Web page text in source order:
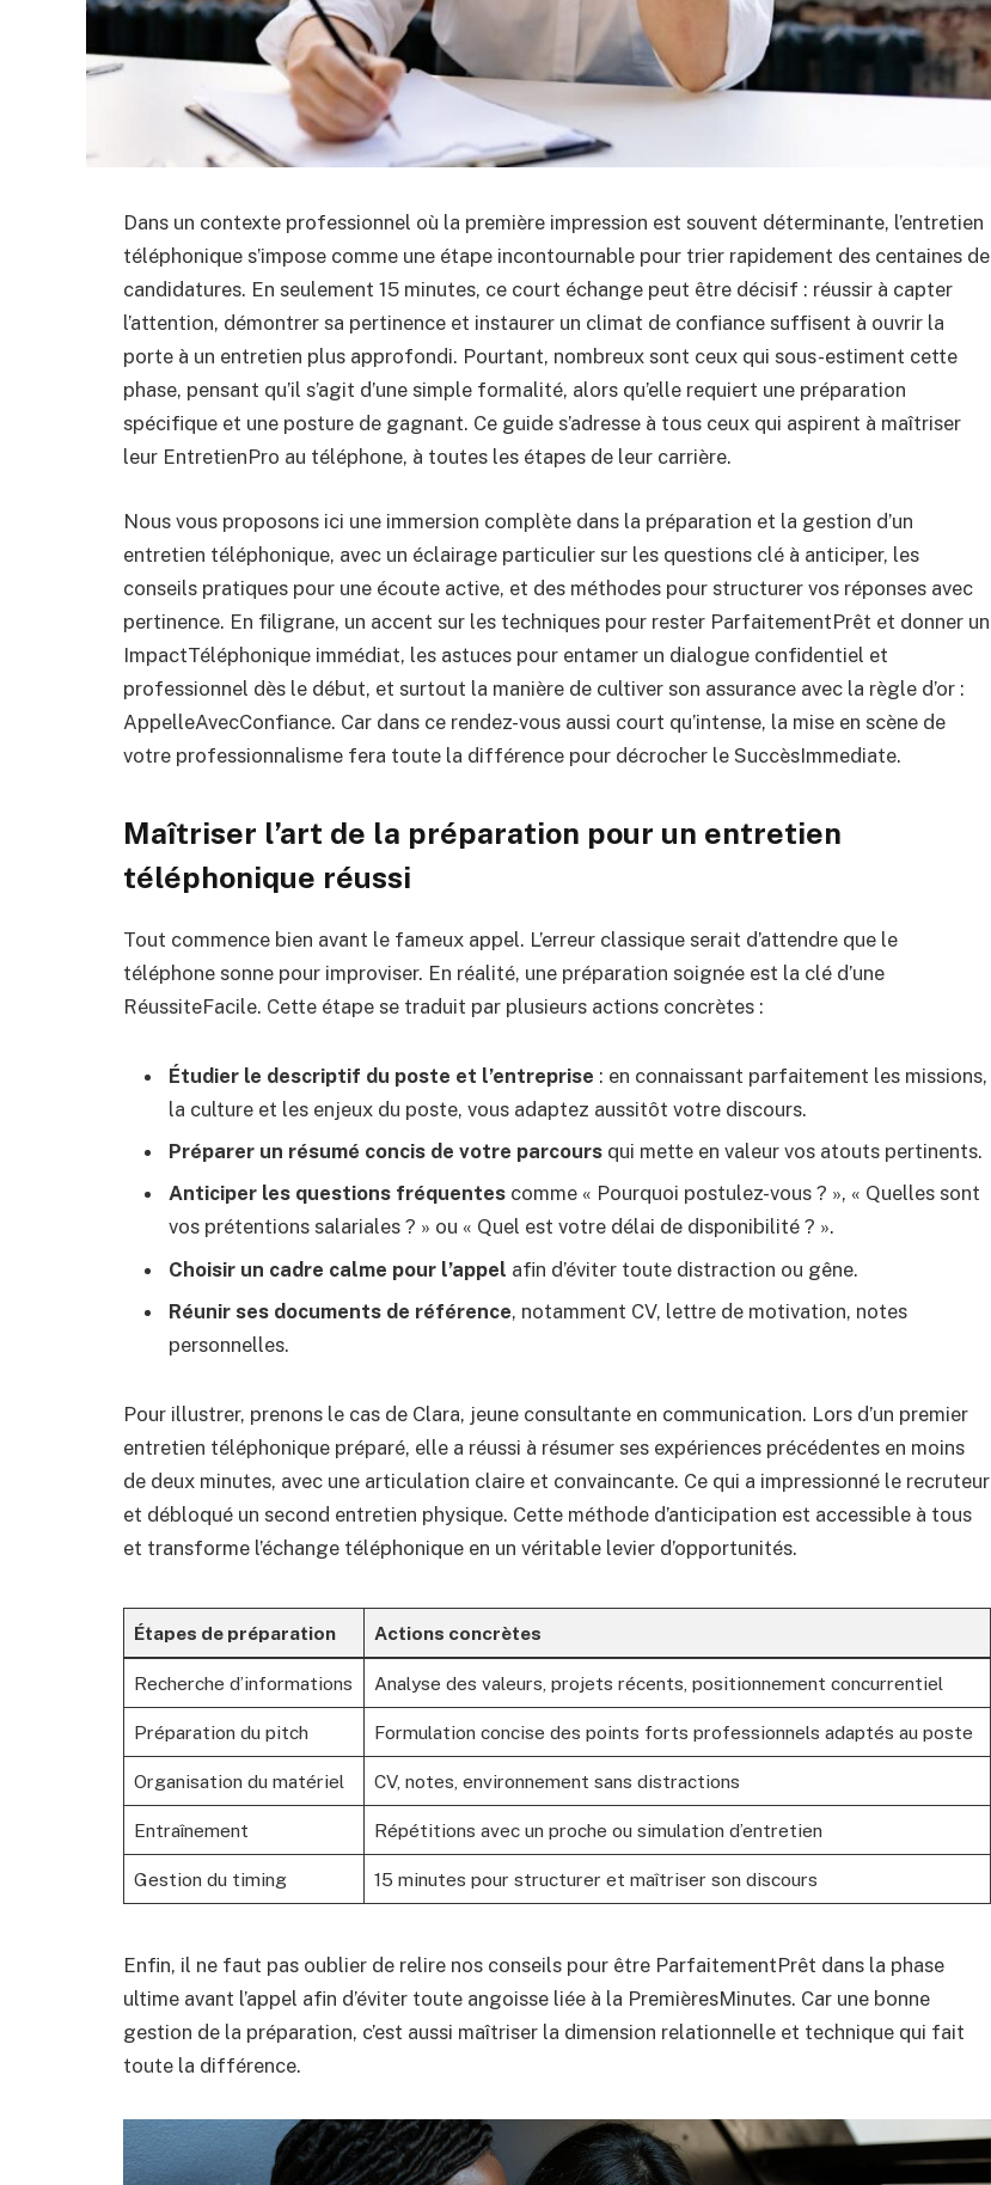
Dans un contexte professionnel où la première impression est souvent déterminante, l’entretien
téléphonique s’impose comme une étape incontournable pour trier rapidement des centaines de
candidatures. En seulement 15 minutes, ce court échange peut être décisif : réussir à capter
l’attention, démontrer sa pertinence et instaurer un climat de confiance suffisent à ouvrir la
porte à un entretien plus approfondi. Pourtant, nombreux sont ceux qui sous-estiment cette
phase, pensant qu’il s’agit d’une simple formalité, alors qu’elle requiert une préparation
spécifique et une posture de gagnant. Ce guide s’adresse à tous ceux qui aspirent à maîtriser
leur EntretienPro au téléphone, à toutes les étapes de leur carrière.
Nous vous proposons ici une immersion complète dans la préparation et la gestion d’un
entretien téléphonique, avec un éclairage particulier sur les questions clé à anticiper, les
conseils pratiques pour une écoute active, et des méthodes pour structurer vos réponses avec
pertinence. En filigrane, un accent sur les techniques pour rester ParfaitementPrêt et donner un
ImpactTéléphonique immédiat, les astuces pour entamer un dialogue confidentiel et
professionnel dès le début, et surtout la manière de cultiver son assurance avec la règle d’or :
AppelleAvecConfiance. Car dans ce rendez-vous aussi court qu’intense, la mise en scène de
votre professionnalisme fera toute la différence pour décrocher le SuccèsImmediate.
Maîtriser l’art de la préparation pour un entretien
téléphonique réussi
Tout commence bien avant le fameux appel. L’erreur classique serait d’attendre que le
téléphone sonne pour improviser. En réalité, une préparation soignée est la clé d’une
RéussiteFacile. Cette étape se traduit par plusieurs actions concrètes :
Étudier le descriptif du poste et l’entreprise : en connaissant parfaitement les missions,
la culture et les enjeux du poste, vous adaptez aussitôt votre discours.
Préparer un résumé concis de votre parcours qui mette en valeur vos atouts pertinents.
Anticiper les questions fréquentes comme « Pourquoi postulez-vous ? », « Quelles sont
vos prétentions salariales ? » ou « Quel est votre délai de disponibilité ? ».
Choisir un cadre calme pour l’appel afin d’éviter toute distraction ou gêne.
Réunir ses documents de référence, notamment CV, lettre de motivation, notes
personnelles.
Pour illustrer, prenons le cas de Clara, jeune consultante en communication. Lors d’un premier
entretien téléphonique préparé, elle a réussi à résumer ses expériences précédentes en moins
de deux minutes, avec une articulation claire et convaincante. Ce qui a impressionné le recruteur
et débloqué un second entretien physique. Cette méthode d’anticipation est accessible à tous
et transforme l’échange téléphonique en un véritable levier d’opportunités.
Étapes de préparation Actions concrètes
Recherche d’informations Analyse des valeurs, projets récents, positionnement concurrentiel
Préparation du pitch Formulation concise des points forts professionnels adaptés au poste
Organisation du matériel CV, notes, environnement sans distractions
Entraînement Répétitions avec un proche ou simulation d’entretien
Gestion du timing 15 minutes pour structurer et maîtriser son discours
Enfin, il ne faut pas oublier de relire nos conseils pour être ParfaitementPrêt dans la phase
ultime avant l’appel afin d’éviter toute angoisse liée à la PremièresMinutes. Car une bonne
gestion de la préparation, c’est aussi maîtriser la dimension relationnelle et technique qui fait
toute la différence.